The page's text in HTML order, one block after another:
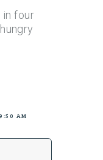
in four
AM